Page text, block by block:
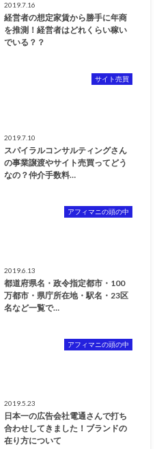
2019.7.16
経営者の想定家賃から勝手に年商
を推測！経営者はどれくらい稼い
でいる？？
サイト売買
2019.7.10
スパイラルコンサルティングさん
の事業譲渡やサイト売買ってどう
なの？仲介手数料…
アフィマニの頭の中
2019.6.13
都道府県名・政令指定都市・100
万都市・県庁所在地・駅名・23区
名など一覧で…
アフィマニの頭の中
2019.5.23
日本一の広告会社電通さんで打ち
合わせしてきました！ブランドの
在り方について